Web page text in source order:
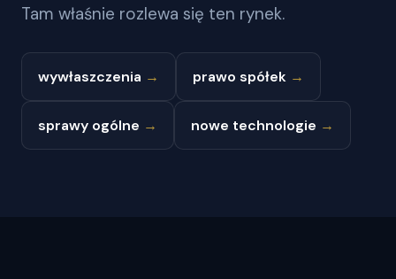
Tam właśnie rozlewa się ten rynek.
wywłaszczenia → prawo spółek →
sprawy ogólne → nowe technologie →